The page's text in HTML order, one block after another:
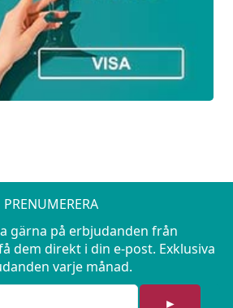
PRENUMERERA
gärna på erbjudanden från
dem direkt i din e-post. Exklusiva
varje månad.
►